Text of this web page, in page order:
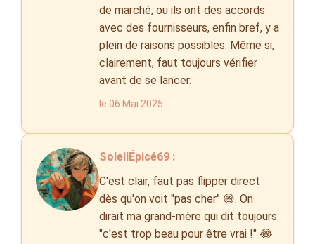
de marché, ou ils ont des accords
avec des fournisseurs, enfin bref, y a
plein de raisons possibles. Même si,
clairement, faut toujours vérifier
avant de se lancer.
le 06 Mai 2025
SoleilÉpicé69 :
C'est clair, faut pas flipper direct
dès qu'on voit "pas cher" 😅. On
dirait ma grand-mère qui dit toujours
"c'est trop beau pour être vrai !" 😂